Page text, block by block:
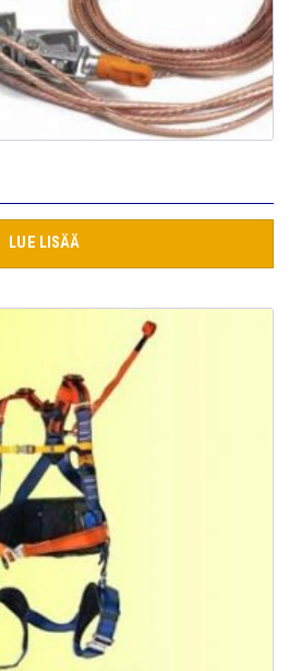
LUE LISÄÄ